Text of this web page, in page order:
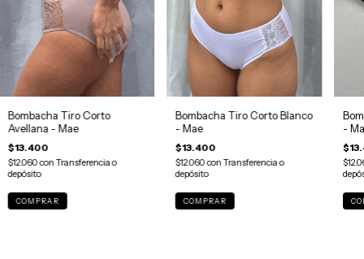
Bombacha Tiro Corto
Avellana - Mae
$13.400
$12.060con Transferencia o
depósito
COMPRAR
Bombacha Tiro Corto Blanco
- Mae
$13.400
$12.060conTransferencia o
depósito
COMPRAR
-